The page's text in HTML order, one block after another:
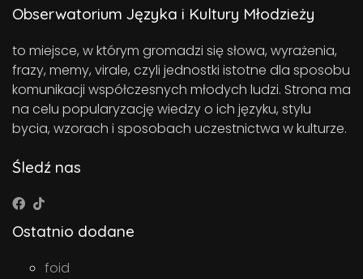
Obserwatorium Języka i Kultury Młodzieży
to miejsce, w którym gromadzi się słowa, wyrażenia,
frazy, memy, virale, czyli jednostki istotne dla sposobu
komunikacji współczesnych młodych ludzi. Strona ma
na celu popularyzację wiedzy o ich języku, stylu
bycia, wzorach i sposobach uczestnictwa w kulturze.
Śledź nas
Ostatnio dodane
foid